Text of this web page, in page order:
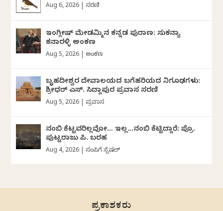
Aug 6, 2026 ಸರಣಿ
ಇಂಗ್ಲೀಷ್ ಮೇಡಮ್ಮಿನ ಕನ್ನಡ ಪುರಾಣ: ಸುಕನ್ಯಾ
ಕನಾರಳ್ಳಿ ಅಂಕಣ
Aug 5, 2026 ಅಂಕಣ
ಬೃಹದೀಶ್ವರ ದೇವಾಲಯದ ಬಗೆಹರಿಯದ ನಿಗೂಢಗಳು:
ಶ್ರೀಧರ್‌ ಎಸ್.‌ ಸಿದ್ದಾಪುರ ಪ್ರವಾಸ ಸರಣಿ
Aug 5, 2026 ಪ್ರವಾಸ
ನಂಬಿ ಕೆಟ್ಟವರಿಲ್ಲವೋ… ಇಲ್ಲ…ನಂಬಿ ಕೆಟ್ಟಿದ್ದಾರೆ: ಪ್ರೊ.
ಪುಟ್ಟರಾಜು ಪಿ. ಬರಹ
Aug 4, 2026 ಸಂಪಿಗೆ ಸ್ಪೆಷಲ್
ಪ್ರಕಾಶಕರು